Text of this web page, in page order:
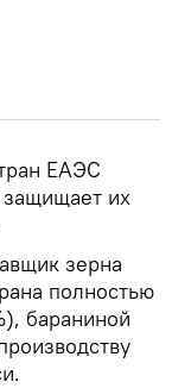
ЕАЭС
их
зерна
полностью
бараниной